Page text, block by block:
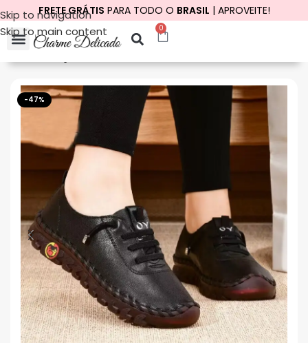
Skip to navigation
Skip to main content
FRETE GRÁTIS PARA TODO O BRASIL | APROVEITE!
0
-47%